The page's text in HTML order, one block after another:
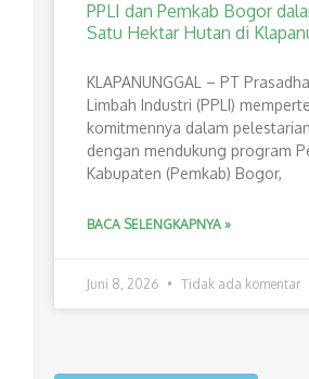
PPLI dan Pemkab Bogor
Satu Hektar Hutan di
​KLAPANUNGGAL – PT
Limbah Industri (PPLI)
komitmennya dalam
dengan mendukung program
Kabupaten (Pemkab) Bogor,
BACA SELENGKAPNYA »
Juni 8, 2026 Tidak ada komentar